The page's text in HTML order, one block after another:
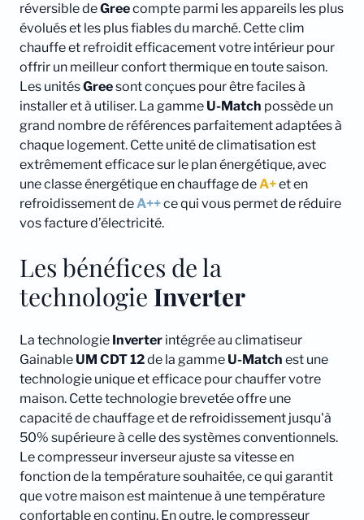
réversible deGreecompte parmi les appareils les plus
évolués et les plus fiables du marché. Cette clim
chauffe et refroidit efficacement votre intérieur pour
offrir un meilleur confort thermique en toute saison.
Les unitésGreesont conçues pour être faciles à
installer et à utiliser. La gamme U-Match possède un
grand nombre de références parfaitement adaptées à
chaque logement. Cette unité de climatisation est
extrêmement efficace sur le plan énergétique, avec
une classe énergétique en chauffage deA+et en
refroidissement deA++ce qui vous permet de réduire
vos facture d’électricité.
Les bénéfices de la
technologie Inverter
La technologie Inverter intégrée au climatiseur
Gainable UM CDT 12de la gamme U-Match est une
technologie unique et efficace pour chauffer votre
maison. Cette technologie brevetée offre une
capacité de chauffage et de refroidissement jusqu'à
50% supérieure à celle des systèmes conventionnels.
Le compresseur inverseur ajuste sa vitesse en
fonction de la température souhaitée, ce qui garantit
que votre maison est maintenue à une température
confortable en continu. En outre, le compresseur